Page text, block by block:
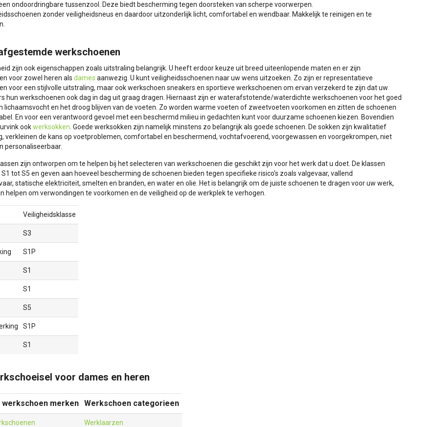
ondoordringbare tussenzool. Deze biedt bescherming tegen doorsteken van scherpe voorwerpen.
zonder veiligheidsneus en daardoor uitzonderlijk licht, comfortabel en wendbaar. Makkelijk te reinigen en te
werkschoenen
zijn ook eigenschappen zoals uitstraling belangrijk. U heeft erdoor keuze uit breed uiteenlopende maten en er zijn
voor zowel heren als dames aanwezig. U kunt veiligheidsschoenen naar uw wens uitzoeken. Zo zijn er representatieve
voor een stijlvolle uitstraling, maar ook werkschoen sneakers en sportieve werkschoenen om ervan verzekerd te zijn dat uw
hun werkschoenen ook dag in dag uit graag dragen. Hiernaast zijn er waterafstotende/waterdichte werkschoenen voor het goed
lichaamsvocht en het droog blijven van de voeten. Zo worden warme voeten of zweetvoeten voorkomen en zitten de schoenen
En voor een verantwoord gevoel met een beschermd milieu in gedachten kunt voor duurzame schoenen kiezen. Bovendien
ookwerksokken . Goede werksokken zijn namelijk minstens zo belangrijk als goede schoenen. De sokken zijn kwalitatief
verkleinen de kans op voetproblemen, comfortabel en beschermend, vochtafvoerend, voorgewassen en voorgekrompen, niet
personaliseerbaar.
zijn ontworpen om te helpen bij het selecteren van werkschoenen die geschikt zijn voor het werk dat u doet. De klassen
tot S5 en geven aan hoeveel bescherming de schoenen bieden tegen specifieke risico's zoals valgevaar, vallend
statische elektriciteit, smelten en branden, en water en olie. Het is belangrijk om de juiste schoenen te dragen voor uw werk,
helpen om verwondingen te voorkomen en de veiligheid op de werkplek te verhogen.
Veiligheidsklasse
S3
S1P
S1
S1
S5
S1P
S1
voor dames en heren
werkschoen merken Werkschoen categorieen
Werklaarzen